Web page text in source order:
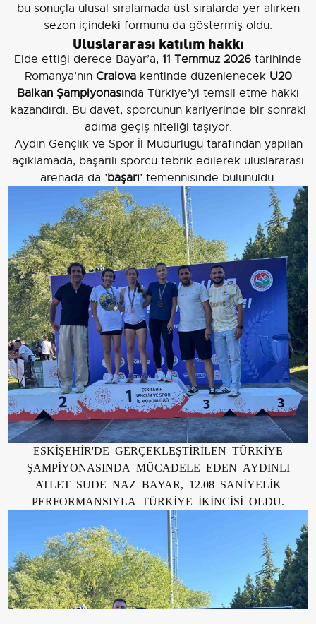
bu sonuçla ulusal sıralamada üst sıralarda yer alırken
sezon içindeki formunu da göstermiş oldu.
Uluslararası katılım hakkı
Elde ettiği derece Bayar’a, 11 Temmuz 2026 tarihinde
Romanya’nın Craiovakentinde düzenlenecek U20
Balkan Şampiyonasında Türkiye’yi temsil etme hakkı
kazandırdı. Bu davet, sporcunun kariyerinde bir sonraki
adıma geçiş niteliği taşıyor.
Aydın Gençlik ve Spor İl Müdürlüğü tarafından yapılan
açıklamada, başarılı sporcu tebrik edilerek uluslararası
arenada da ’başarı’ temennisinde bulunuldu.
ESKİŞEHİR'DE GERÇEKLEŞTİRİLEN TÜRKİYE
ŞAMPİYONASINDA MÜCADELE EDEN AYDINLI
ATLET SUDE NAZ BAYAR, 12.08 SANİYELİK
PERFORMANSIYLA TÜRKİYE İKİNCİSİ OLDU.